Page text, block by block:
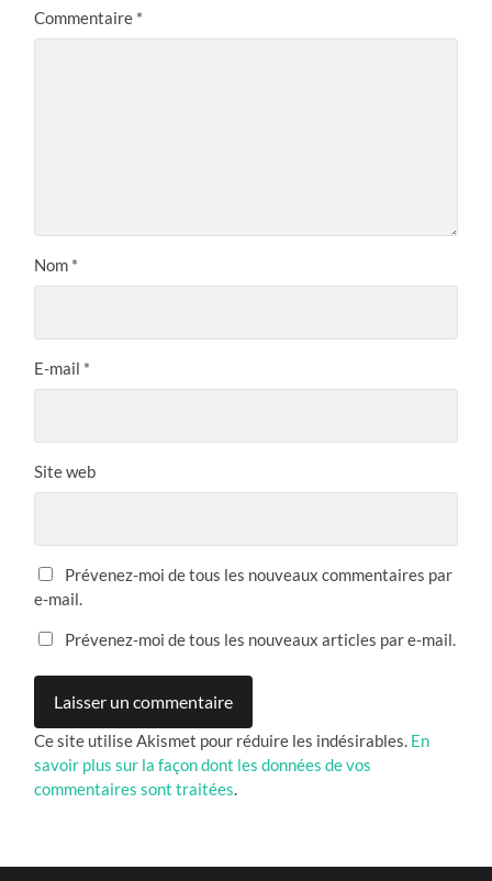
Commentaire *
Nom *
E-mail *
Site web
Prévenez-moi de tous les nouveaux commentaires par
e-mail.
Prévenez-moi de tous les nouveaux articles par e-mail.
Ce site utilise Akismet pour réduire les indésirables. En
savoir plus sur la façon dont les données de vos
commentaires sont traitées.